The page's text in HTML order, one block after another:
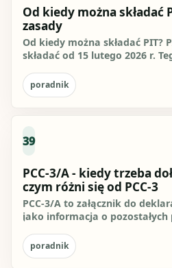
Od kiedy można składać
zasady
Od kiedy można składać PIT?
składać od 15 lutego 2026 r.
poradnik
39
PCC-3/A - kiedy trzeba
czym różni się od PCC-3
PCC-3/A to załącznik do
jako informacja o
poradnik